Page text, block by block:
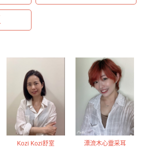
Kozi Kozi舒室 漂流木心靈采耳